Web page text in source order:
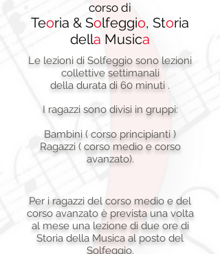
corso di
Teoria & Solfeggio, Storia
della Musica
Le lezioni di Solfeggio sono lezioni
collettive settimanali
della durata di 60 minuti .
I ragazzi sono divisi in gruppi:
Bambini ( corso principianti )
Ragazzi ( corso medio e corso
avanzato).
Per i ragazzi del corso medio e del
corso avanzato è prevista una volta
al mese una lezione di due ore di
Storia della Musica al posto del
Solfeggio.